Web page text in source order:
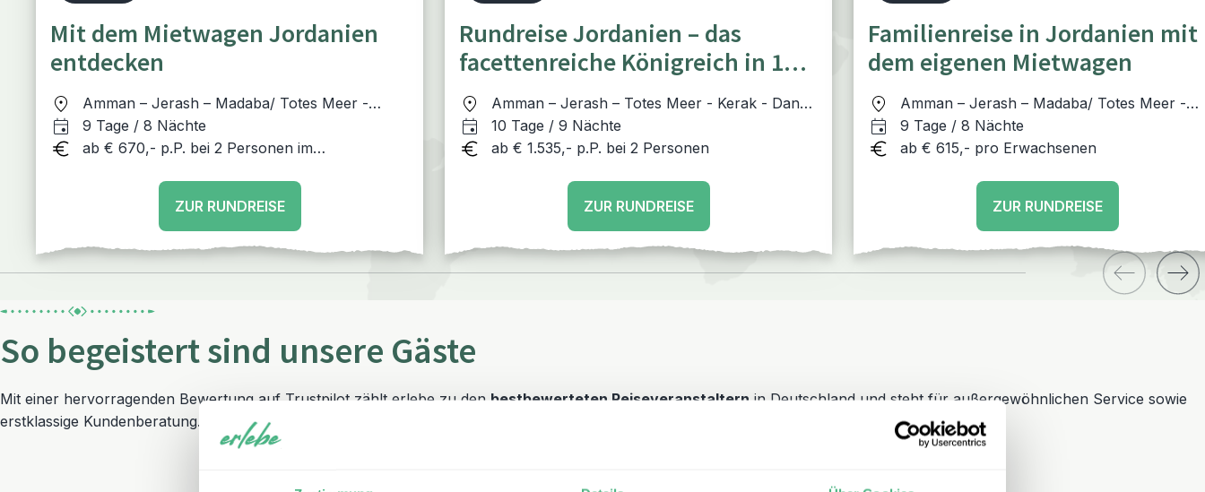
Mit dem Mietwagen Jordanien
entdecken
Amman – Jerash – Madaba/ Totes Meer -
Petra - Wadi Rum - Aqaba
9 Tage / 8 Nächte
ab € 670,- p.P. bei 2 Personen im
ZUR RUNDREISE
Rundreise Jordanien – das
facettenreiche Königreich in 10
Tagen erleben
Amman – Jerash – Totes Meer - Kerak - Dana
– Petra (Wadi Musa) - Wadi Rum – Aqaba
10 Tage / 9 Nächte
ab € 1.535,- p.P. bei 2 Personen
ZUR RUNDREISE
Familienreise in Jordanien mit
dem eigenen Mietwagen
Amman – Jerash – Madaba/ Totes Meer -
Petra - Wadi Rum - Aqaba
9 Tage / 8 Nächte
ab € 615,- pro Erwachsenen
ZUR RUNDREISE
So begeistert sind unsere Gäste
Mit einer hervorragenden Bewertung auf Trustpilot zählt erlebe zu den bestbewerteten Reiseveranstaltern in Deutschland und steht für außergewöhnlichen Service sowie
erstklassige Kundenberatung.